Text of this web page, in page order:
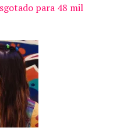
para 48 mil